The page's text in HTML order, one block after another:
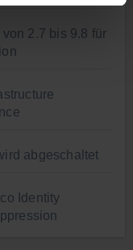
2.7 bis 9.8 für
abgeschaltet
Identity